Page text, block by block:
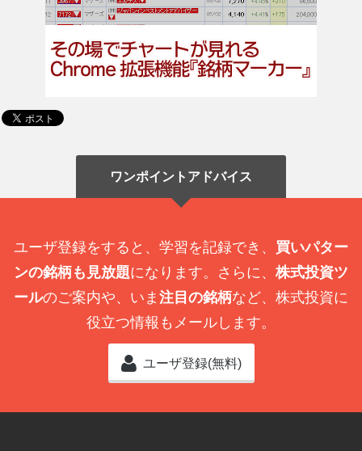
ワンポイントアドバイス
ユーザ登録をすると、学習を記録でき、 買いパター
ンの銘柄も見放題になります。さらに、 株式投資ツ
ールのご案内や、いま 注目の銘柄など、株式投資に
役立つ情報もメールします。
ユーザ登録(無料)